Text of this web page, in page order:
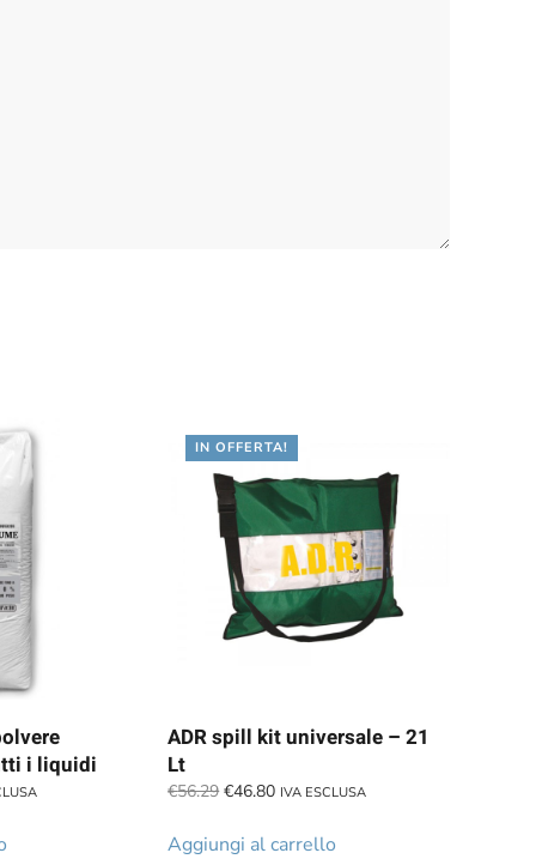
i liquidi
IN OFFERTA!
ADR spill kit universale – 21
Lt
€56.29Il
originale
€46.80Il
attuale
IVA ESCLUSA
Aggiungi al carrello